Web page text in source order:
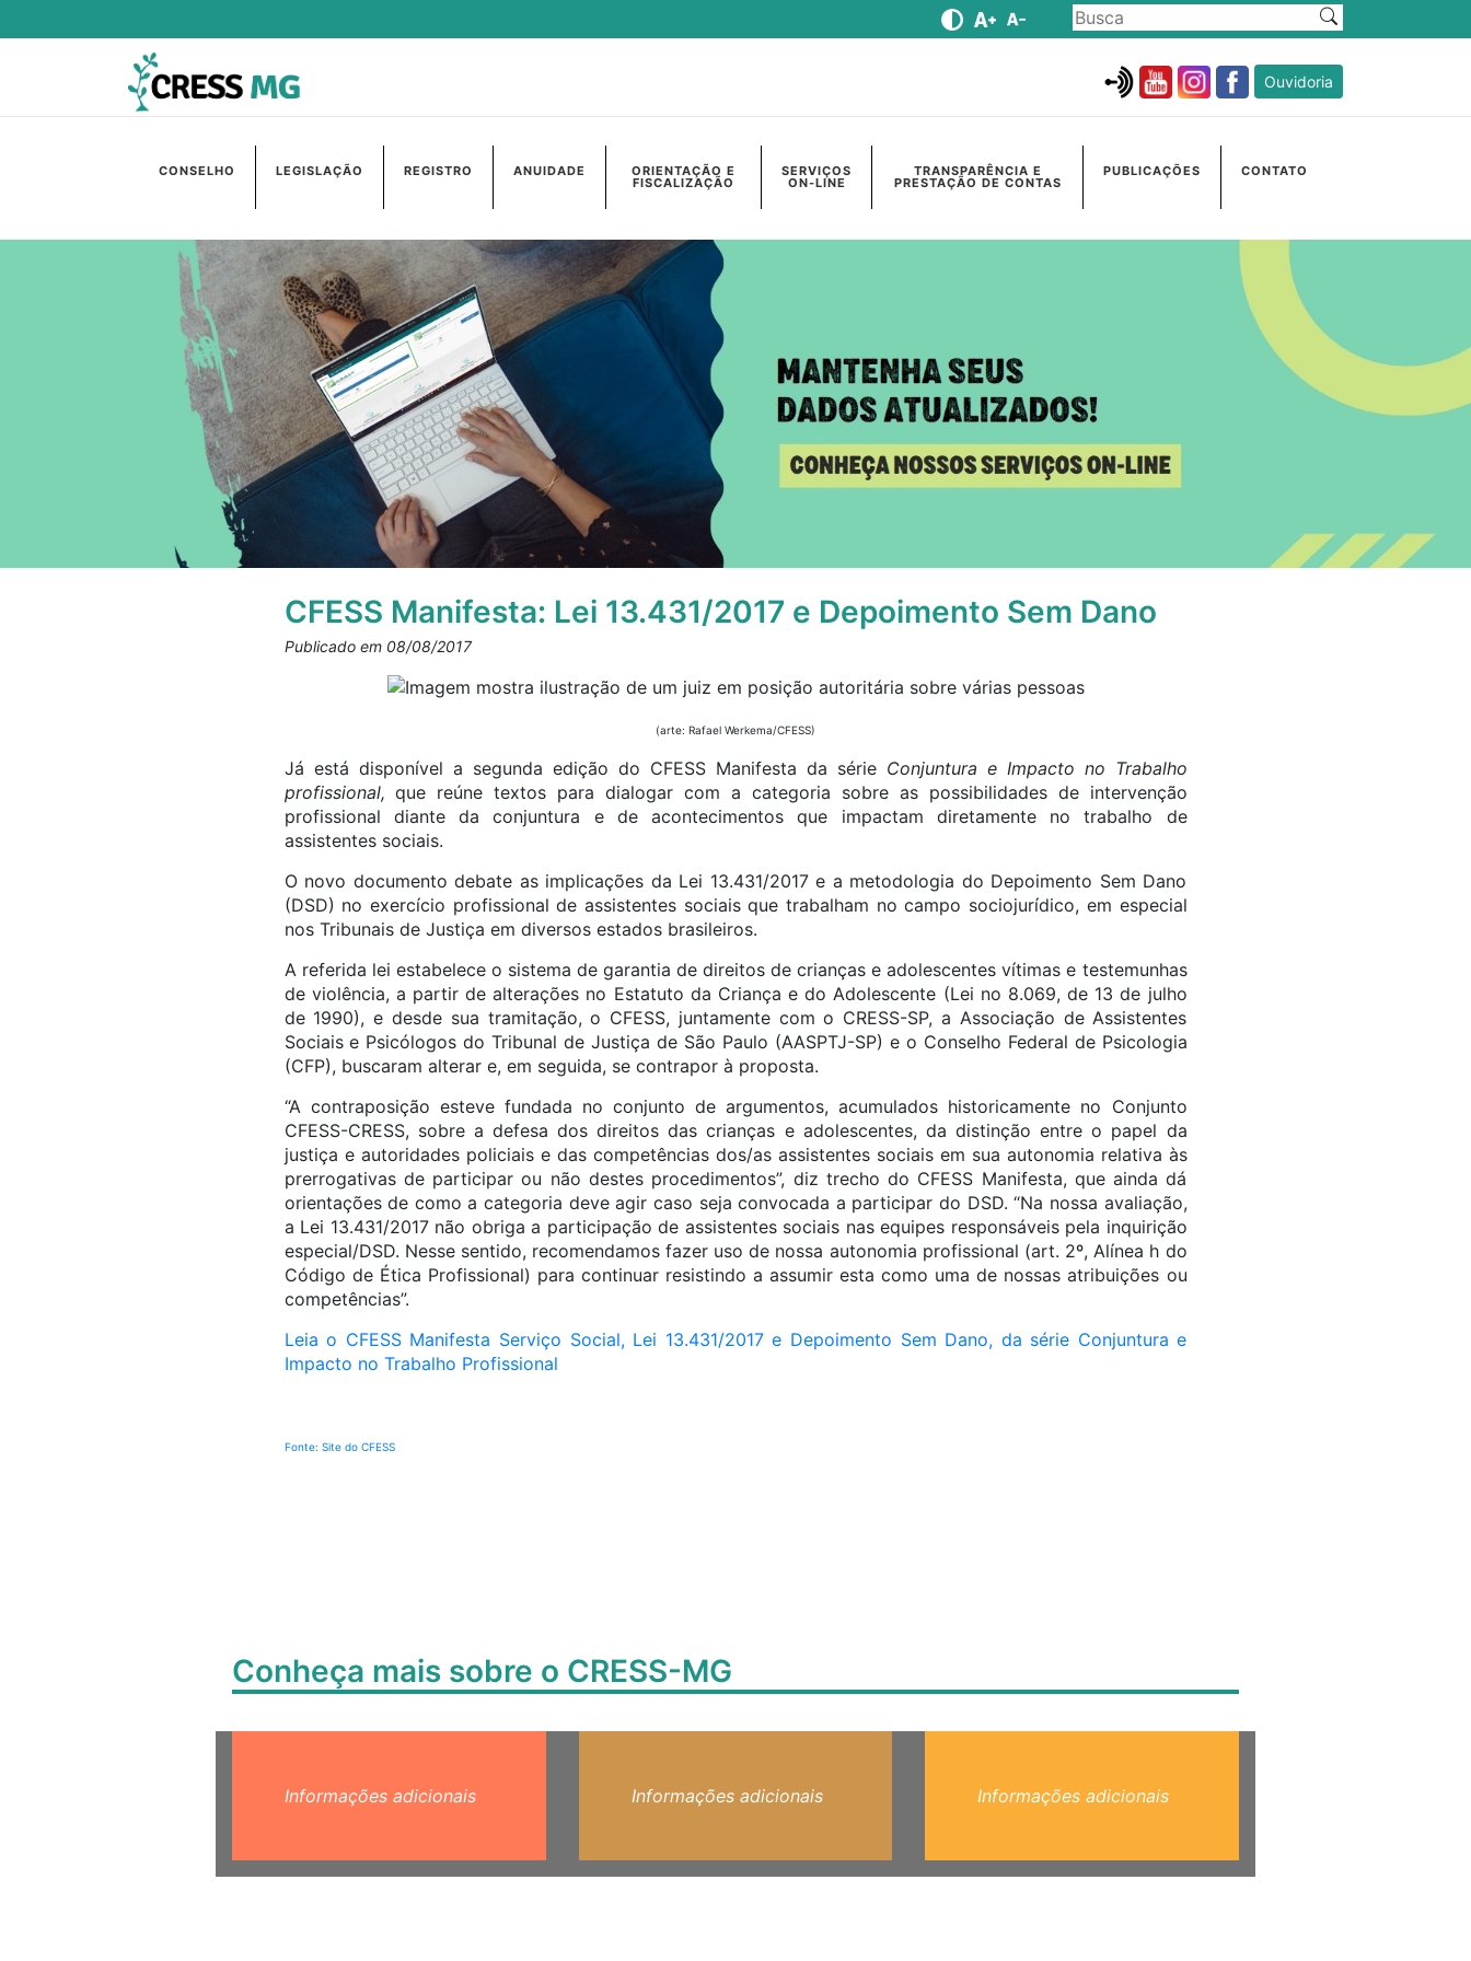
Ouvidoria
CONSELHO LEGISLAÇÃO REGISTRO ANUIDADE ORIENTAÇÃO E
FISCALIZAÇÃO
SERVIÇOS
ON-LINE
TRANSPARÊNCIA E
PRESTAÇÃO DE CONTAS
PUBLICAÇÕES CONTATO
CFESS Manifesta: Lei 13.431/2017 e Depoimento Sem Dano
Publicado em 08/08/2017
(arte: Rafael Werkema/CFESS)
Já está disponível a segunda edição do CFESS Manifesta da série Conjuntura e Impacto no Trabalho
profissional, que reúne textos para dialogar com a categoria sobre as possibilidades de intervenção
profissional diante da conjuntura e de acontecimentos que impactam diretamente no trabalho de
assistentes sociais.
O novo documento debate as implicações da Lei 13.431/2017 e a metodologia do Depoimento Sem Dano
(DSD) no exercício profissional de assistentes sociais que trabalham no campo sociojurídico, em especial
nos Tribunais de Justiça em diversos estados brasileiros.
A referida lei estabelece o sistema de garantia de direitos de crianças e adolescentes vítimas e testemunhas
de violência, a partir de alterações no Estatuto da Criança e do Adolescente (Lei no 8.069, de 13 de julho
de 1990), e desde sua tramitação, o CFESS, juntamente com o CRESS-SP, a Associação de Assistentes
Sociais e Psicólogos do Tribunal de Justiça de São Paulo (AASPTJ-SP) e o Conselho Federal de Psicologia
(CFP), buscaram alterar e, em seguida, se contrapor à proposta.
“A contraposição esteve fundada no conjunto de argumentos, acumulados historicamente no Conjunto
CFESS-CRESS, sobre a defesa dos direitos das crianças e adolescentes, da distinção entre o papel da
justiça e autoridades policiais e das competências dos/as assistentes sociais em sua autonomia relativa às
prerrogativas de participar ou não destes procedimentos”, diz trecho do CFESS Manifesta, que ainda dá
orientações de como a categoria deve agir caso seja convocada a participar do DSD. “Na nossa avaliação,
a Lei 13.431/2017 não obriga a participação de assistentes sociais nas equipes responsáveis pela inquirição
especial/DSD. Nesse sentido, recomendamos fazer uso de nossa autonomia profissional (art. 2º, Alínea h do
Código de Ética Profissional) para continuar resistindo a assumir esta como uma de nossas atribuições ou
competências”.
Leia o CFESS Manifesta Serviço Social, Lei 13.431/2017 e Depoimento Sem Dano, da série Conjuntura e
Impacto no Trabalho Profissional
Fonte: Site do CFESS
Conheça mais sobre o CRESS-MG
Informações adicionais Informações adicionais Informações adicionais